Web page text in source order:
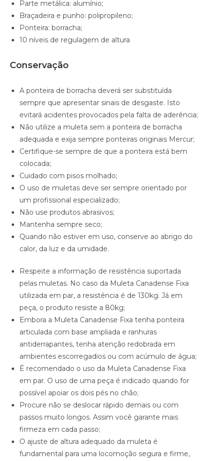
Parte metálica: alumínio;
Braçadeira e punho: polipropileno;
Ponteira: borracha;
10 níveis de regulagem de altura
Conservação
A ponteira de borracha deverá ser substituída
sempre que apresentar sinais de desgaste. Isto
evitará acidentes provocados pela falta de aderência;
Não utilize a muleta sem a ponteira de borracha
adequada e exija sempre ponteiras originais Mercur;
Certifique-se sempre de que a ponteira está bem
colocada;
Cuidado com pisos molhado;
O uso de muletas deve ser sempre orientado por
um profissional especializado;
Não use produtos abrasivos;
Mantenha sempre seco;
Quando não estiver em uso, conserve ao abrigo do
calor, da luz e da umidade.
Respeite a informação de resistência suportada
pelas muletas. No caso da Muleta Canadense Fixa
utilizada em par, a resistência é de 130kg. Já em
peça, o produto resiste a 80kg;
Embora a Muleta Canadense Fixa tenha ponteira
articulada com base ampliada e ranhuras
antiderrapantes, tenha atenção redobrada em
ambientes escorregadios ou com acúmulo de água;
É recomendado o uso da Muleta Canadense Fixa
em par. O uso de uma peça é indicado quando for
possível apoiar os dois pés no chão;
Procure não se deslocar rápido demais ou com
passos muito longos. Assim você garante mais
firmeza em cada passo;
O ajuste de altura adequado da muleta é
fundamental para uma locomoção segura e firme,